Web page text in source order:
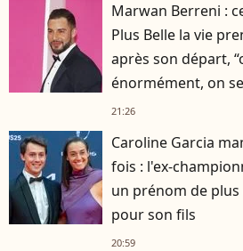
Marwan Berreni :
Plus Belle la vie
après son départ,
énormément, on
21:26
Caroline Garcia
fois : l'ex-
un prénom de
pour son fils
20:59